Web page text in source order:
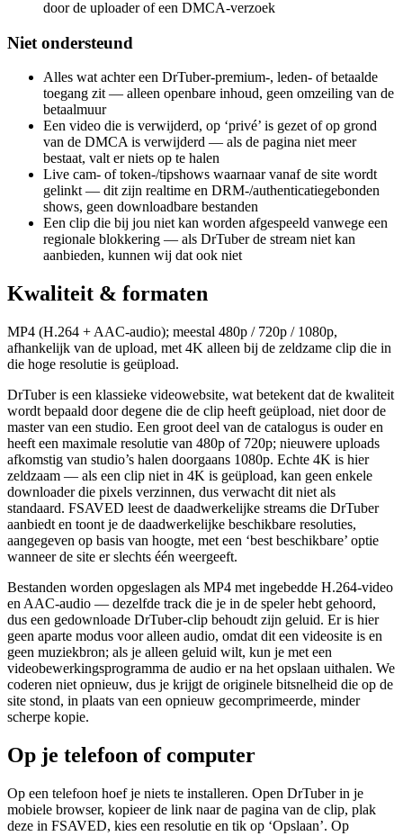
door de uploader of een DMCA-verzoek
Niet ondersteund
Alles wat achter een DrTuber-premium-, leden- of betaalde
toegang zit — alleen openbare inhoud, geen omzeiling van de
betaalmuur
Een video die is verwijderd, op ‘privé’ is gezet of op grond
van de DMCA is verwijderd — als de pagina niet meer
bestaat, valt er niets op te halen
Live cam- of token-/tipshows waarnaar vanaf de site wordt
gelinkt — dit zijn realtime en DRM-/authenticatiegebonden
shows, geen downloadbare bestanden
Een clip die bij jou niet kan worden afgespeeld vanwege een
regionale blokkering — als DrTuber de stream niet kan
aanbieden, kunnen wij dat ook niet
Kwaliteit & formaten
MP4 (H.264 + AAC-audio); meestal 480p / 720p / 1080p,
afhankelijk van de upload, met 4K alleen bij de zeldzame clip die in
die hoge resolutie is geüpload.
DrTuber is een klassieke videowebsite, wat betekent dat de kwaliteit
wordt bepaald door degene die de clip heeft geüpload, niet door de
master van een studio. Een groot deel van de catalogus is ouder en
heeft een maximale resolutie van 480p of 720p; nieuwere uploads
afkomstig van studio’s halen doorgaans 1080p. Echte 4K is hier
zeldzaam — als een clip niet in 4K is geüpload, kan geen enkele
downloader die pixels verzinnen, dus verwacht dit niet als
standaard. FSAVED leest de daadwerkelijke streams die DrTuber
aanbiedt en toont je de daadwerkelijke beschikbare resoluties,
aangegeven op basis van hoogte, met een ‘best beschikbare’ optie
wanneer de site er slechts één weergeeft.
Bestanden worden opgeslagen als MP4 met ingebedde H.264-video
en AAC-audio — dezelfde track die je in de speler hebt gehoord,
dus een gedownloade DrTuber-clip behoudt zijn geluid. Er is hier
geen aparte modus voor alleen audio, omdat dit een videosite is en
geen muziekbron; als je alleen geluid wilt, kun je met een
videobewerkingsprogramma de audio er na het opslaan uithalen. We
coderen niet opnieuw, dus je krijgt de originele bitsnelheid die op de
site stond, in plaats van een opnieuw gecomprimeerde, minder
scherpe kopie.
Op je telefoon of computer
Op een telefoon hoef je niets te installeren. Open DrTuber in je
mobiele browser, kopieer de link naar de pagina van de clip, plak
deze in FSAVED, kies een resolutie en tik op ‘Opslaan’. Op